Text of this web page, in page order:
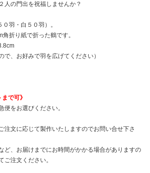
人の門出を祝福しませんか？
羽・白５０羽）。
折り紙で折った鶴です。
で、お好みで羽を広げてください）
で可》
をお選びください。
注文に応じて製作いたしますのでお問い合せ下さ
ど、お届けまでにお時間がかかる場合がありますの
ご注文ください。